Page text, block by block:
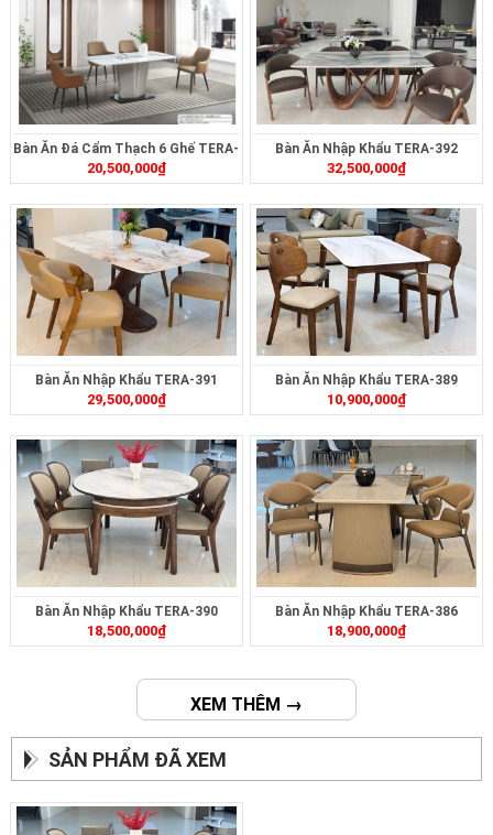
Bàn Ăn Đá Cẩm Thạch 6 Ghế TERA-
MT2321
20,500,000₫
Bàn Ăn Nhập Khẩu TERA-392
32,500,000₫
Bàn Ăn Nhập Khẩu TERA-391
29,500,000₫
Bàn Ăn Nhập Khẩu TERA-389
10,900,000₫
Bàn Ăn Nhập Khẩu TERA-390
18,500,000₫
Bàn Ăn Nhập Khẩu TERA-386
18,900,000₫
XEM THÊM →
SẢN PHẨM ĐÃ XEM